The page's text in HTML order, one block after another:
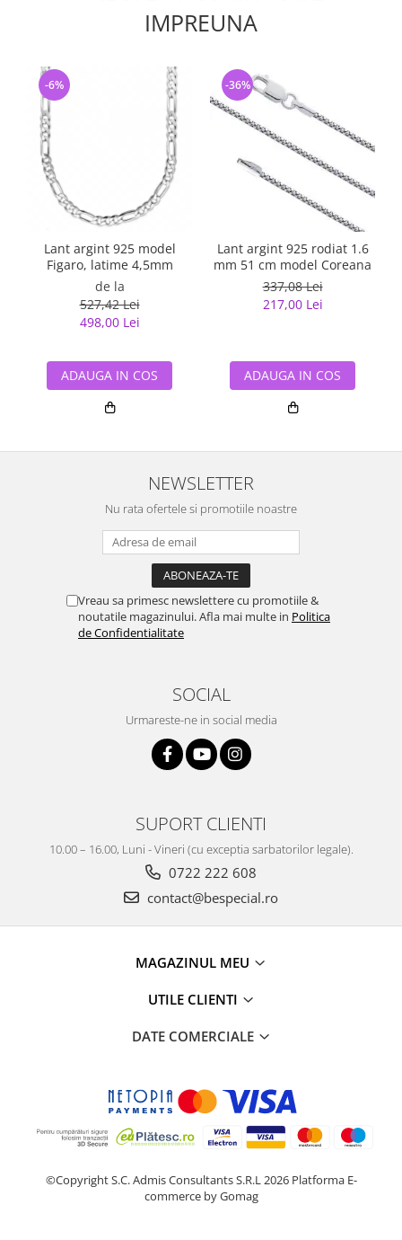
IMPREUNA
Lant argint 925 model
Figaro, latime 4,5mm
de la
527,42 Lei
498,00 Lei
-6%
ADAUGA IN COS
Lant argint 925 rodiat 1.6
mm 51 cm model Coreana
337,08 Lei
217,00 Lei
-36%
ADAUGA IN COS
NEWSLETTER
Nu rata ofertele si promotiile noastre
Vreau sa primesc newslettere cu promotiile &
noutatile magazinului. Afla mai multe in Politica
de Confidentialitate
SOCIAL
Urmareste-ne in social media
SUPORT CLIENTI
10.00 – 16.00, Luni - Vineri (cu exceptia sarbatorilor legale).
0722 222 608
contact@bespecial.ro
MAGAZINUL MEU
UTILE CLIENTI
DATE COMERCIALE
©Copyright S.C. Admis Consultants S.R.L 2026 Platforma E-
commerce by Gomag